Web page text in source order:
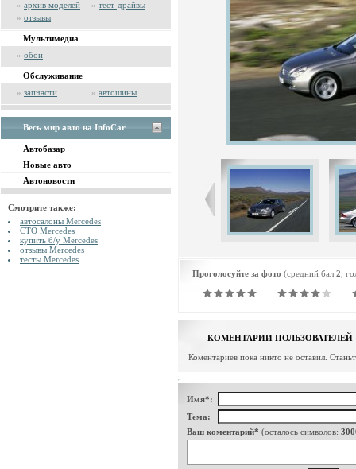
» архив моделей » тест-драйвы
» отзывы
Мультимедиа
» обои
Обслуживание
» запчасти » автошины
Весь мир авто на InfoCar
Автобазар
Новые авто
Автоновости
Смотрите также:
автосалоны Mercedes
СТО Mercedes
купить б/у Mercedes
отзывы Mercedes
тесты Mercedes
Проголосуйте за фото (средний бал 2 ,
КОМЕНТАРИИ ПОЛЬЗОВАТЕЛЕЙ
Коментариев пока никто не оставил.
Имя*:
Тема:
Ваш коментарий* (осталось символов: